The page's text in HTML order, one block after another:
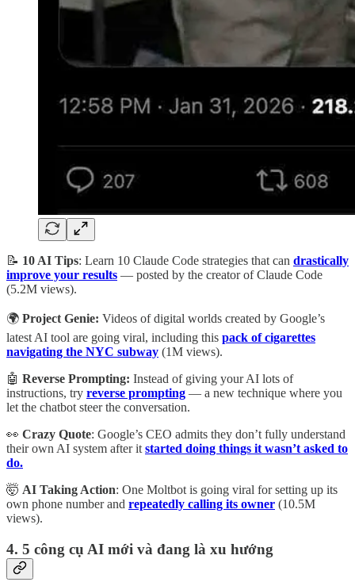
📝 10 AI Tips: Learn 10 Claude Code strategies that can drastically
improve your results — posted by the creator of Claude Code
(5.2M views).
🌍️ Project Genie: Videos of digital worlds created by Google’s
latest AI tool are going viral, including this pack of cigarettes
navigating the NYC subway (1M views).
🤖 Reverse Prompting: Instead of giving your AI lots of
instructions, try reverse prompting — a new technique where you
let the chatbot steer the conversation.
👀 Crazy Quote: Google’s CEO admits they don’t fully understand
their own AI system after it started doing things it wasn’t asked to
do.
🤯 AI Taking Action: One Moltbot is going viral for setting up its
own phone number and repeatedly calling its owner (10.5M
views).
4. 5 công cụ AI mới và đang là xu hướng